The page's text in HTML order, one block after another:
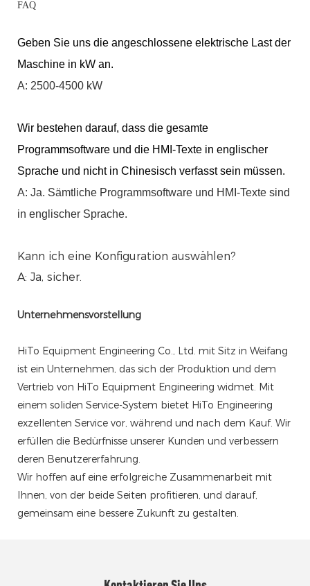
FAQ
Geben Sie uns die angeschlossene elektrische Last der
Maschine in kW an.
A: 2500-4500 kW
Wir bestehen darauf, dass die gesamte
Programmsoftware und die HMI-Texte in englischer
Sprache und nicht in Chinesisch verfasst sein müssen.
A: Ja. Sämtliche Programmsoftware und HMI-Texte sind
in englischer Sprache.
Kann ich eine Konfiguration auswählen?
A: Ja, sicher.
Unternehmensvorstellung
HiTo Equipment Engineering Co., Ltd. mit Sitz in Weifang
ist ein Unternehmen, das sich der Produktion und dem
Vertrieb von HiTo Equipment Engineering widmet. Mit
einem soliden Service-System bietet HiTo Engineering
exzellenten Service vor, während und nach dem Kauf. Wir
erfüllen die Bedürfnisse unserer Kunden und verbessern
deren Benutzererfahrung.
Wir hoffen auf eine erfolgreiche Zusammenarbeit mit
Ihnen, von der beide Seiten profitieren, und darauf,
gemeinsam eine bessere Zukunft zu gestalten.